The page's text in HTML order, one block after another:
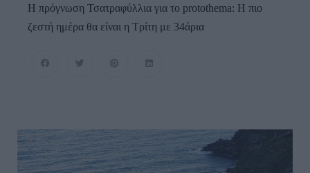
Η πρόγνωση Τσατραφύλλια για το protothema: Η πιο
ζεστή ημέρα θα είναι η Τρίτη με 34άρια